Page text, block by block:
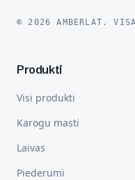
© 2026 AMBERLAT.
Produkti
Visi produkti
Karogu masti
Laivas
Piederumi